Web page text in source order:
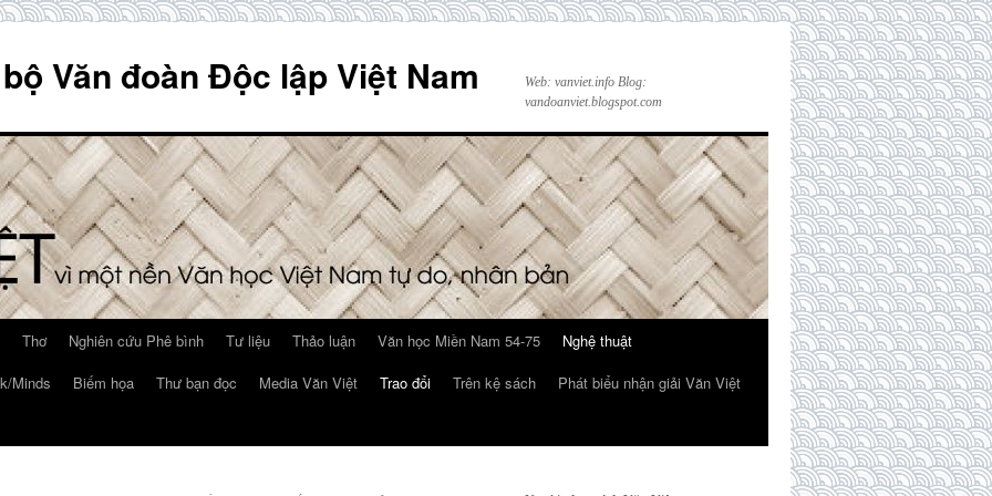
Văn đoàn Độc lập Việt Nam
Web: vanviet.info Blog:
vandoanviet.blogspot.com
Thơ Nghiên cứu Phê bình Tư liệu Thảo luận Văn học Miền Nam 54-75
Nghệ thuật
Minds Biếm họa Thư bạn đọc Media Văn Việt Trao đổi Trên kệ sách
Phát biểu nhận giải Văn Việt